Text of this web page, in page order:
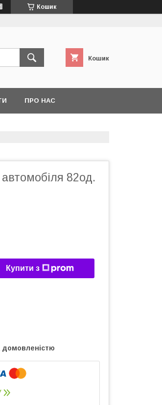
Кошик
Кошик
ПРО НАС
82од.
Купити з
домовленістю